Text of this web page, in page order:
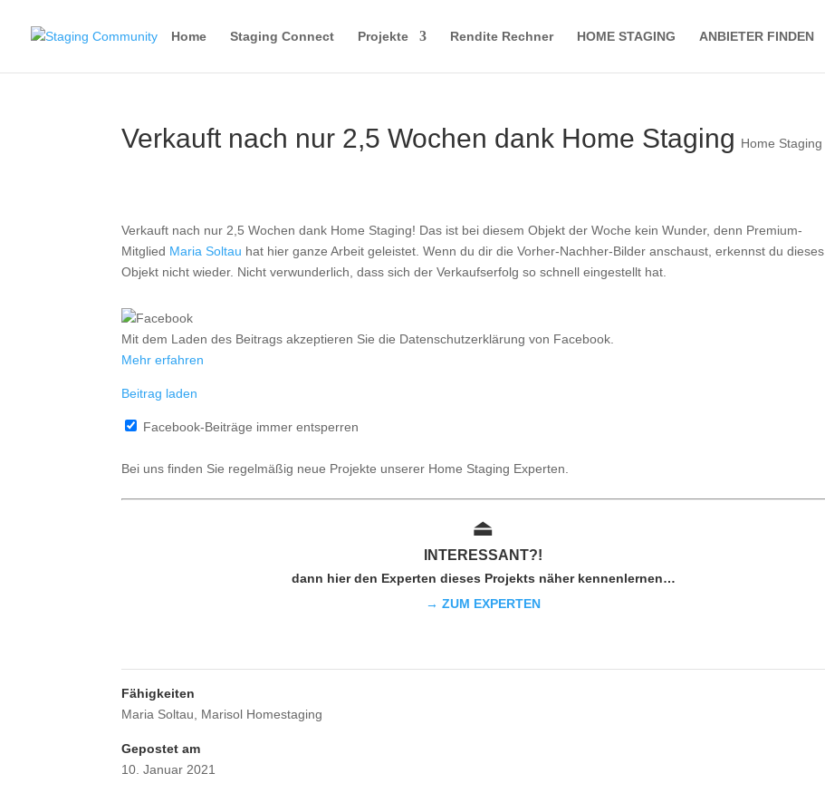
Home Staging Connect Projekte Rendite Rechner HOME STAGING ANBIETER FINDEN
Verkauft nach nur 2,5 Wochen dank Home Staging Home Staging
Verkauft nach nur 2,5 Wochen dank Home Staging! Das ist bei diesem Objekt der Woche kein Wunder, denn Premium-
Mitglied Maria Soltau hat hier ganze Arbeit geleistet. Wenn du dir die Vorher-Nachher-Bilder anschaust, erkennst du dieses
Objekt nicht wieder. Nicht verwunderlich, dass sich der Verkaufserfolg so schnell eingestellt hat.
Mit dem Laden des Beitrags akzeptieren Sie die Datenschutzerklärung von Facebook.
Mehr erfahren
Beitrag laden
Facebook-Beiträge immer entsperren
Bei uns finden Sie regelmäßig neue Projekte unserer Home Staging Experten.
⏏︎
INTER ESSANT?!
dann hier den Experten dieses Projekts näher kennenlernen…
→ ZUM EXPERTEN
Fähigkeiten
Maria Soltau
Marisol Homestaging
Gepostet am
10. Januar 2021